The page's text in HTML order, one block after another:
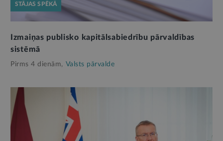
STĀJAS SPĒKĀ
Izmaiņas publisko kapitālsabiedrību pārvaldības
sistēmā
Pirms 4 dienām, Valsts pārvalde